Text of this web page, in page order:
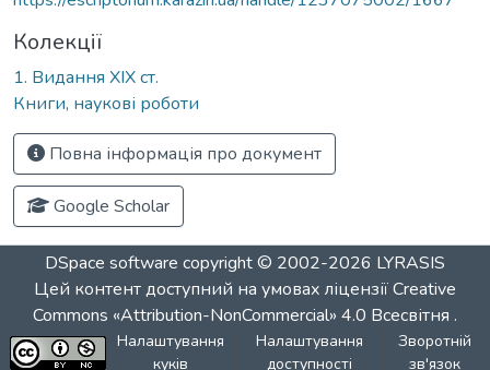
Колекції
1. Видання ХІХ ст.
Книги, наукові роботи
Повна інформація про документ
Google Scholar
DSpace software copyright © 2002-2026 LYRASIS
Цей контент доступний на умовах ліцензіїCreative
Commons «Attribution-NonCommercial» 4.0 Всесвітня .
Налаштування
куків
Налаштування
доступності
Зворотній
зв'язок